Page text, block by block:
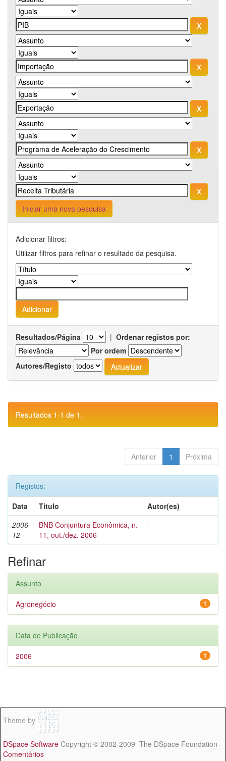
Iniciar uma nova pesquisa
Adicionar filtros:
Utilizar filtros para refinar o resultado da pesquisa.
Resultados/Página | Ordenar registos por:
Por ordem
Autores/Registo
Resultados 1-1 de 1.
Anterior 1 Próxima
Registos:
Data
Título
Autor(es)
2006-
12
BNB Conjuntura Econômica, n.
11, out./dez. 2006
-
Refinar
Assunto
1
Agronegócio
Data de Publicação
1
2006
Theme by
DSpace Software Copyright © 2002-2009 The DSpace Foundation -
Comentários